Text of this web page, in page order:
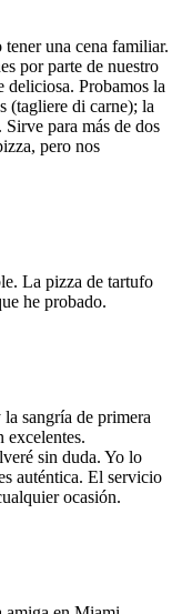
una cena familiar.
por parte de nuestro
deliciosa. Probamos la
(tagliere di carne); la
para más de dos
pero nos
La pizza de tartufo
he probado.
sangría de primera
excelentes.
sin duda. Yo lo
auténtica. El servicio
ocasión.